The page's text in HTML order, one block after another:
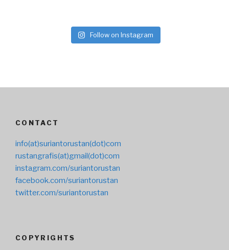
Follow on Instagram
CONTACT
info(at)suriantorustan(dot)com
rustangrafis(at)gmail(dot)com
instagram.com/suriantorustan
facebook.com/suriantorustan
twitter.com/suriantorustan
COPYRIGHTS